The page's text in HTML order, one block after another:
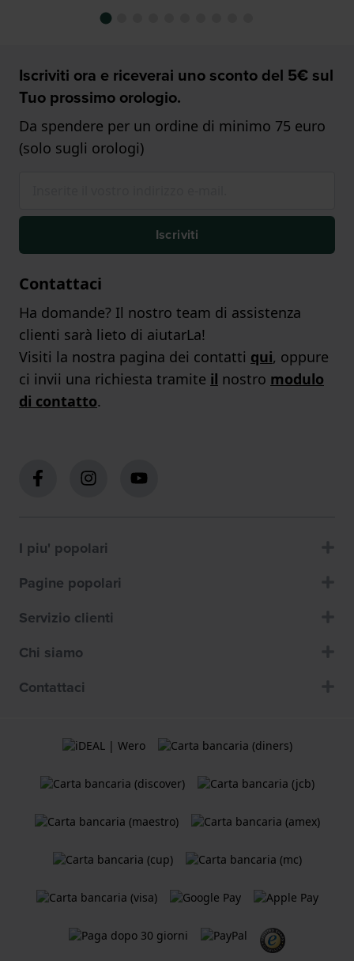
Iscriviti ora e riceverai uno sconto del 5€ sul
Tuo prossimo orologio.
Da spendere per un ordine di minimo 75 euro
(solo sugli orologi)
Iscriviti
Contattaci
Ha domande? Il nostro team di assistenza
clienti sarà lieto di aiutarLa!
Visiti la nostra pagina dei contatti qui, oppure
ci invii una richiesta tramite il nostro modulo
di contatto.
I piu' popolari
Pagine popolari
Servizio clienti
Chi siamo
Contattaci